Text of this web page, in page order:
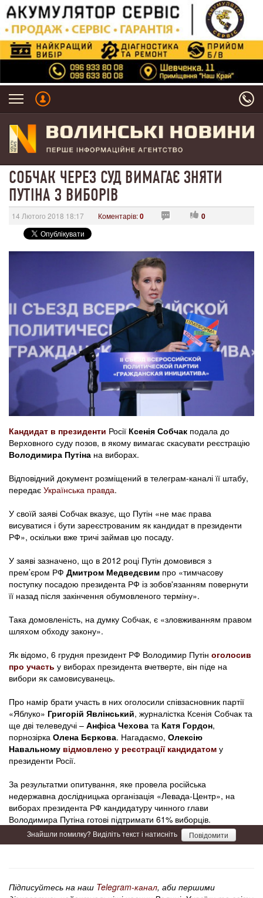
СОБЧАК ЧЕРЕЗ СУД ВИМАГАЄ ЗНЯТИ
ПУТІНА З ВИБОРІВ
14 Лютого 2018 18:17 Коментарів:0 0
Кандидат в президенти Росії Ксенія Собчак подала до
Верховного суду позов, в якому вимагає скасувати реєстрацію
Володимира Путіна на виборах.
Відповідний документ розміщений в телеграм-каналі її штабу,
передає Українська правда.
У своїй заяві Собчак вказує, що Путін «не має права
висуватися і бути зареєстрованим як кандидат в президенти
РФ», оскільки вже тричі займав цю посаду.
У заяві зазначено, що в 2012 році Путін домовився з
прем’єром РФ Дмитром Медведєвим про «тимчасову
поступку посадою президента РФ із зобов'язанням повернути
її назад після закінчення обумовленого терміну».
Така домовленість, на думку Собчак, є «зловживанням правом
шляхом обходу закону».
Як відомо, 6 грудня президент РФ Володимир Путін оголосив
про участь у виборах президента вчетверте, він піде на
вибори як самовисуванець.
Про намір брати участь в них оголосили співзасновник партії
«Яблуко» Григорій Явлінський, журналістка Ксенія Собчак та
ще дві телеведучі – Анфіса Чехова та Катя Гордон,
порнозірка Олена Бєркова. Нагадаємо, Олексію
Навальному відмовлено у реєстрації кандидатом у
президенти Росії.
За результатми опитування, яке провела російська
недержавна дослідницька організація «Левада-Центр», на
виборах президента РФ кандидатуру чинного глави
Володимира Путіна готові підтримати 61% виборців.
Знайшли помилку? Виділіть текст і натисніть Повідомити
Підписуйтесь на наш Telegram-канал, аби першими